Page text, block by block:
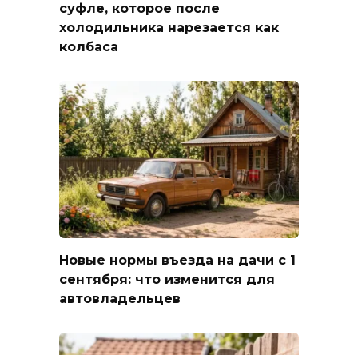
суфле, которое после
холодильника нарезается как
колбаса
Новые нормы въезда на дачи с 1
сентября: что изменится для
автовладельцев